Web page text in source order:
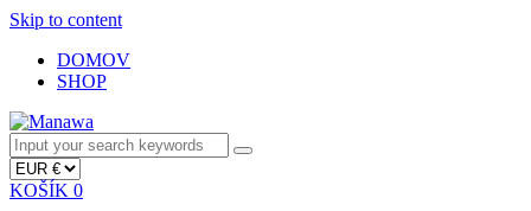
Skip to content
DOMOV
SHOP
KOŠÍK 0